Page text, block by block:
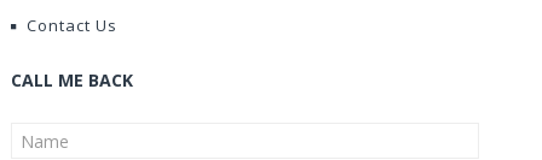
Contact Us
CALL ME BACK